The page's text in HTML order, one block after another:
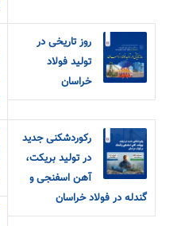
روز تاریخی در
تولید فولاد
خراسان
رکوردشکنی جدید
در تولید بریکت،
آهن اسفنجی و
گندله در فولاد خراسان